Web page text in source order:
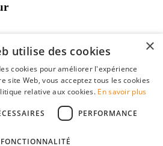
×
utilise des cookies
cookies pour améliorer l'expérience
site Web, vous acceptez tous les cookies
relative aux cookies. En savoir plus
PERFORMANCE
FONCTIONNALITÉ